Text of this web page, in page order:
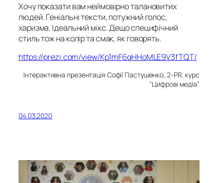
Хочу показати вам неймовірно талановитих
людей. Геніальні тексти, потужний голос,
харизма. Ідеальний мікс. Дещо специфічний
стиль тож на колір та смак, як говорять.
https://prezi.com/view/Kp1mF6qHHoMLE9V3fTQT/
️ Інтерактивна презентація Софії Пастушенко, 2-PR, курс
“Цифрові медіа”
04.03.2020